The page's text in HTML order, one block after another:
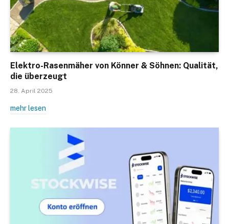
Elektro-Rasenmäher von Könner & Söhnen: Qualität,
die überzeugt
28. April 2025
mehr lesen